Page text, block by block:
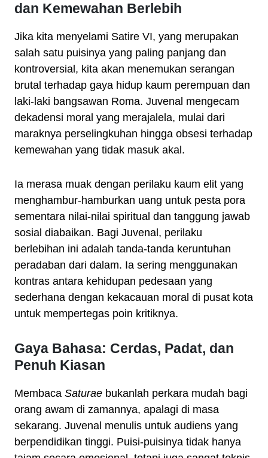
dan Kemewahan Berlebih
Jika kita menyelami Satire VI, yang merupakan
salah satu puisinya yang paling panjang dan
kontroversial, kita akan menemukan serangan
brutal terhadap gaya hidup kaum perempuan dan
laki-laki bangsawan Roma. Juvenal mengecam
dekadensi moral yang merajalela, mulai dari
maraknya perselingkuhan hingga obsesi terhadap
kemewahan yang tidak masuk akal.
Ia merasa muak dengan perilaku kaum elit yang
menghambur-hamburkan uang untuk pesta pora
sementara nilai-nilai spiritual dan tanggung jawab
sosial diabaikan. Bagi Juvenal, perilaku
berlebihan ini adalah tanda-tanda keruntuhan
peradaban dari dalam. Ia sering menggunakan
kontras antara kehidupan pedesaan yang
sederhana dengan kekacauan moral di pusat kota
untuk mempertegas poin kritiknya.
Gaya Bahasa: Cerdas, Padat, dan
Penuh Kiasan
Membaca Saturae bukanlah perkara mudah bagi
orang awam di zamannya, apalagi di masa
sekarang. Juvenal menulis untuk audiens yang
berpendidikan tinggi. Puisi-puisinya tidak hanya